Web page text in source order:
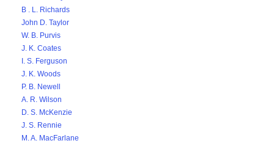
B . L. Richards
John D. Taylor
W. B. Purvis
J. K. Coates
I. S. Ferguson
J. K. Woods
P. B. Newell
A. R. Wilson
D. S. McKenzie
J. S. Rennie
M. A. MacFarlane